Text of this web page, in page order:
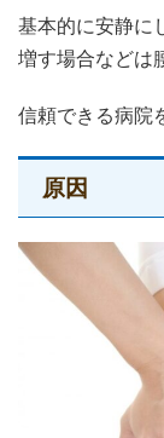
基本的に安静に
増す場合などは
信頼できる病院
原因